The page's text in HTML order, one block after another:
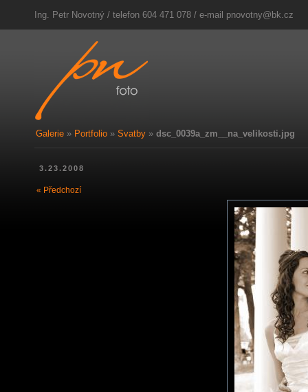
Ing. Petr Novotný / telefon 604 471 078 / e-mail pnovotny@bk.cz
Galerie » Portfolio » Svatby » dsc_0039a_zm__na_velikosti.jpg
3.23.2008
« Předchozí